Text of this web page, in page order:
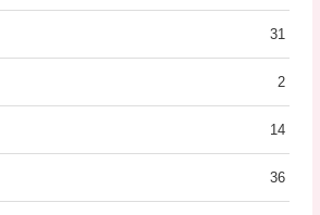
31
2
14
36